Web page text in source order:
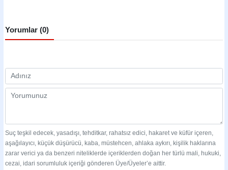
Yorumlar (0)
Suç teşkil edecek, yasadışı, tehditkar, rahatsız edici, hakaret ve küfür içeren,
aşağılayıcı, küçük düşürücü, kaba, müstehcen, ahlaka aykırı, kişilik haklarına
zarar verici ya da benzeri niteliklerde içeriklerden doğan her türlü mali, hukuki,
cezai, idari sorumluluk içeriği gönderen Üye/Üyeler’e aittir.